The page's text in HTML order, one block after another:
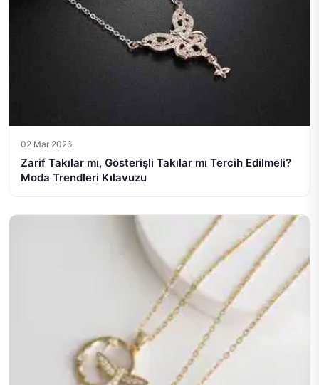
02 Mar 2026
Zarif Takılar mı, Gösterişli Takılar mı Tercih Edilmeli?
Moda Trendleri Kılavuzu